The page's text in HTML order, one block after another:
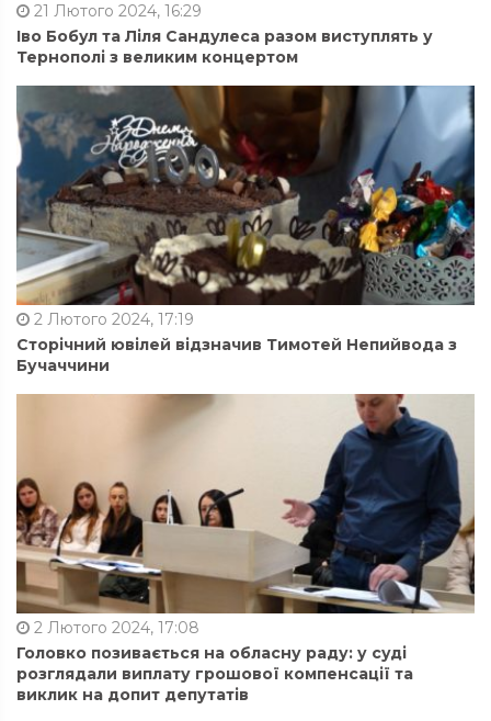
21 Лютого 2024, 16:29
Іво Бобул та Ліля Сандулеса разом виступлять у
Тернополі з великим концертом
2 Лютого 2024, 17:19
Сторічний ювілей відзначив Тимотей Непийвода з
Бучаччини
2 Лютого 2024, 17:08
Головко позивається на обласну раду: у суді
розглядали виплату грошової компенсації та
виклик на допит депутатів